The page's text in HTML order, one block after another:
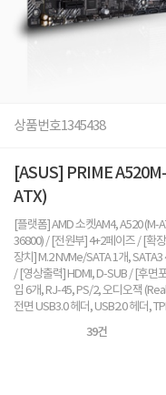
상품번호1345438
[ASUS] PRIME
ATX)
[플랫폼] AMD 소켓AM4, A520 (M-
36800) / [전원부] 4+2페이즈 / [확
장치] M.2 NVMe/SATA 1개,
/ [영상출력] HDMI, D-SUB / [후면
입 6개, RJ-45, PS/2, 오디오잭
전면 USB3.0 헤더, USB2.0 헤더,
39건